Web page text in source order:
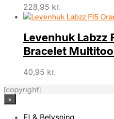
228,95 kr.
Levenhuk Labzz
Bracelet
40,95 kr.
[copyright]
×
El & Belysning